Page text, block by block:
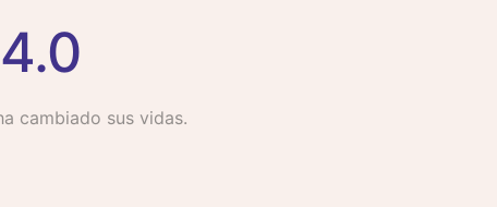
cambiado sus vidas.